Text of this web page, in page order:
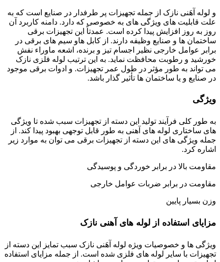
و لوله آهَنی نازک از جمله تجهیزات پر طرفدار در صنایع است که به
علت قابلیت های ویژگی های به خصوصی که دارد. دامنه کاربرد آن
روز به روز افزایش پیدا کرده است. عمدتاً این تجهیزات برقی
ساختمان ها و صنایع وظیفه دارند. از کابل هاو سیم های برقی در
برابر عوامل خارجی نظیر اجسام تیز و برنده، اشعه ماوراء نفش
خورشید و رطوبت محافظت نماید. به این ترتیب لوله فلزی نازک
می تواند به طور مؤثر در طول عمر تجهیزات. و ادوات برقی موجود
در صنایع و یا ساختمان ها تأثیر گذار باشد.
ویژگی
به طور کلی فرآیند تولید این دسته از تجهیزات سبب شده تا ویژگی
های ساختاری لوله های آهنی به طور قابل توجهی بهبود پیدا کند. از
جمله ویژگی های این دسته از تجهیزات برقی می توان به موارد زیر
اشاره کرد.
مقاومت بالا در برابر خوردگی و پوسیدگی
مقاومت در برابر ضربات عوامل خارجی
وزن بسیار پایین
مزایای استفاده از لوله های آهنی نازک
ویژگی ها و خصوصیات ویژه لوله آهَنی نازک سبب تمایز این دسته از
تجهیزات با سایر لوله های فلزی شده است. از جمله مزایای استفاده